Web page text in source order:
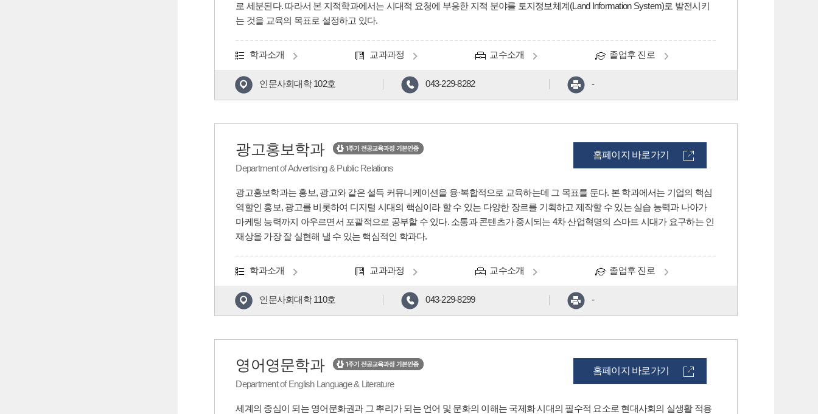
로 세분된다. 따라서 본 지적학과에서는 시대적 요청에 부응한 지적 분야를 토지정보체계(Land Information System)로 발전시키
는 것을 교육의 목표로 설정하고 있다.
학과소개 교과과정 교수소개 졸업후 진로
인문사회대학 102호 043-229-8282 -
광고홍보학과
Department of Advertising & Public Relations
광고홍보학과는 홍보, 광고와 같은 설득 커뮤니케이션을 융·복합적으로 교육하는데 그 목표를 둔다. 본 학과에서는 기업의 핵심
역할인 홍보, 광고를 비롯하여 디지털 시대의 핵심이라 할 수 있는 다양한 장르를 기획하고 제작할 수 있는 실습 능력과 나아가
마케팅 능력까지 아우르면서 포괄적으로 공부할 수 있다. 소통과 콘텐츠가 중시되는 4차 산업혁명의 스마트 시대가 요구하는 인
재상을 가장 잘 실현해 낼 수 있는 핵심적인 학과다.
홈페이지 바로가기
학과소개 교과과정 교수소개 졸업후 진로
인문사회대학 110호 043-229-8299 -
영어영문학과
Department of English Language & Literature
세계의 중심이 되는 영어문화권과 그 뿌리가 되는 언어 및 문화의 이해는 국제화 시대의 필수적 요소로 현대사회의 실생활 적용
홈페이지 바로가기